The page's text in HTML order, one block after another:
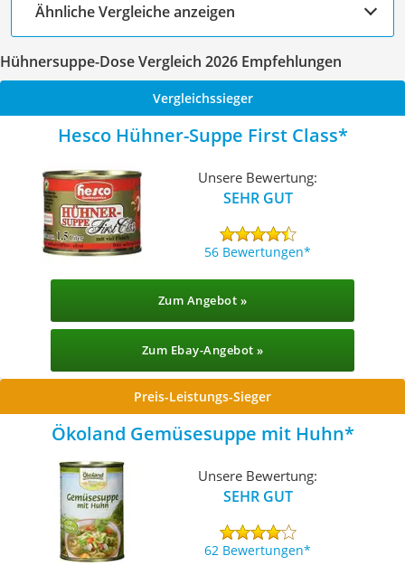
Ähnliche Vergleiche anzeigen
Hühnersuppe-Dose Vergleich 2026 Empfehlungen
Vergleichssieger
Hesco Hühner-Suppe First Class
Unsere Bewertung:
SEHR GUT
56 Bewertungen
Zum Angebot »
Zum Ebay-Angebot »
Preis-Leistungs-Sieger
Ökoland Gemüsesuppe mit Huhn
Unsere Bewertung:
SEHR GUT
62 Bewertungen